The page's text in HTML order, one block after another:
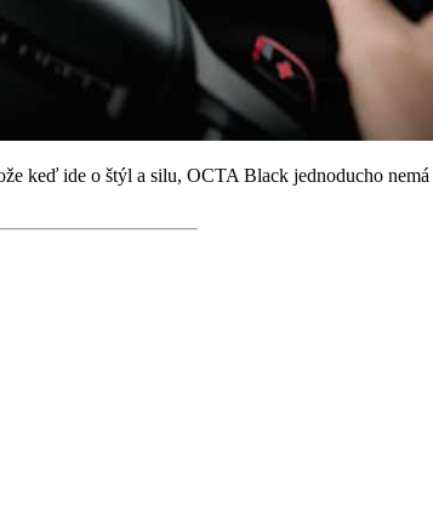
keď ide o štýl a silu, OCTA Black jednoducho nemá